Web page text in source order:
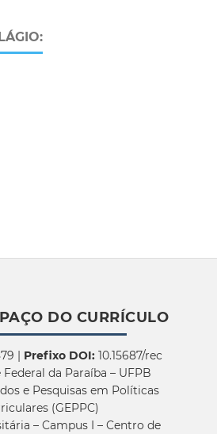
DO CURRÍCULO
| Prefixo DOI:10.15687/rec
da Paraíba – UFPB
e Pesquisas em Políticas
(GEPPC)
– Campus I – Centro de